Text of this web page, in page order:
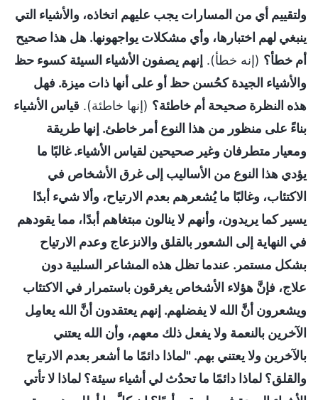
ولتقييم أي من المسارات يجب عليهم اتخاذه، والأشياء التي
ينبغي لهم اختبارها، وأي مشكلات يواجهونها. هل هذا صحيح
أم خطأ؟ (إنه خطأ). إنهم يصفون الأشياء السيئة كسوء حظ
والأشياء الجيدة كحُسن حظ أو على أنها ذات ميزة. فهل
هذه النظرة صحيحة أم خاطئة؟ (إنها خاطئة). قياس الأشياء
بناءً على منظور من هذا النوع أمر خاطئ. إنها طريقة
ومعيار متطرفان وغير صحيحين لقياس الأشياء. غالبًا ما
يؤدي هذا النوع من الأساليب إلى غرق الأشخاص في
الاكتئاب، وغالبًا ما يُشعرهم بعدم الارتياح، وألا شيء أبدًا
يسير كما يريدون، وأنهم لا ينالون مبتغاهم أبدًا، مما يقودهم
في النهاية إلى الشعور بالقلق والانزعاج وعدم الارتياح
بشكل مستمر. عندما تظل هذه المشاعر السلبية دون
علاج، فإنَّ هؤلاء الأشخاص يغرقون باستمرار في الاكتئاب
ويشعرون أنَّ الله لا يفضلهم. إنهم يعتقدون أنَّ الله يعامِل
الآخرين بالنعمة ولا يفعل ذلك معهم، وأن الله يعتني
بالآخرين ولا يعتني بهم. "لماذا دائمًا ما أشعر بعدم الارتياح
والقلق؟ لماذا دائمًا ما تحدُث لي أشياء سيئة؟ لماذا لا تأتي